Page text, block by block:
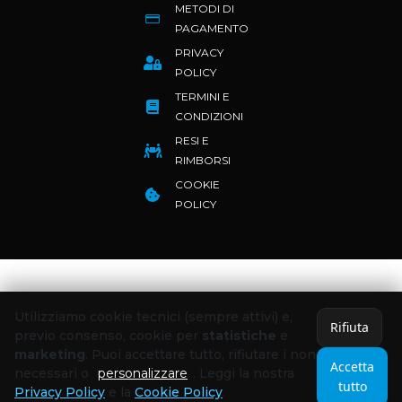
METODI DI
PAGAMENTO
PRIVACY
POLICY
TERMINI E
CONDIZIONI
RESI E
RIMBORSI
COOKIE
POLICY
Utilizziamo cookie tecnici (sempre attivi) e,
previo consenso, cookie per statistiche e
marketing. Puoi accettare tutto, rifiutare i non
necessari o
personalizzare . Leggi la nostra
Privacy Policy e la Cookie Policy.
Rifiuta
Accetta
tutto